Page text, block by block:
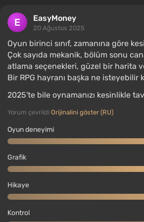
EasyMoney
20 Ağustos 2025
Oyun birinci sınıf, zamanına göre
Çok sayıda mekanik, bölüm sonu
atlama seçenekleri, güzel bir harita
Bir RPG hayranı başka ne isteyebilir
2025'te bile oynamanızı kesinlikle
Yorum çevrildi Orijinalini göster (RU)
Oyun deneyimi
Grafik
Hikaye
Kontrol